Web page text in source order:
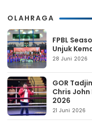
OLAHRAGA
FPBL
Unjuk
28 Juni 2026
GOR
Chris
2026
21 Juni 2026